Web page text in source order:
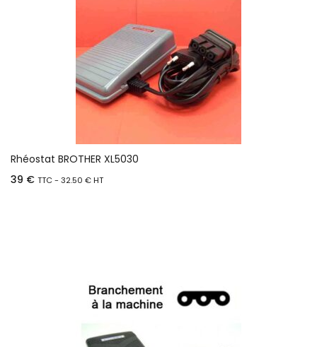
Rhéostat BROTHER XL5030
39 € TTC - 32.50 €HT